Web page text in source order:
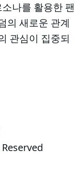
나를 활용한 팬
의 새로운 관계
관심이 집중되